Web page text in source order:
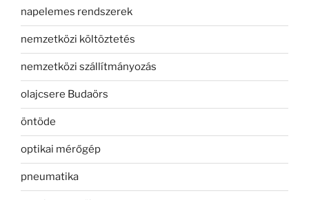
napelemes rendszerek
nemzetközi költöztetés
nemzetközi szállítmányozás
olajcsere Budaörs
öntöde
optikai mérőgép
pneumatika